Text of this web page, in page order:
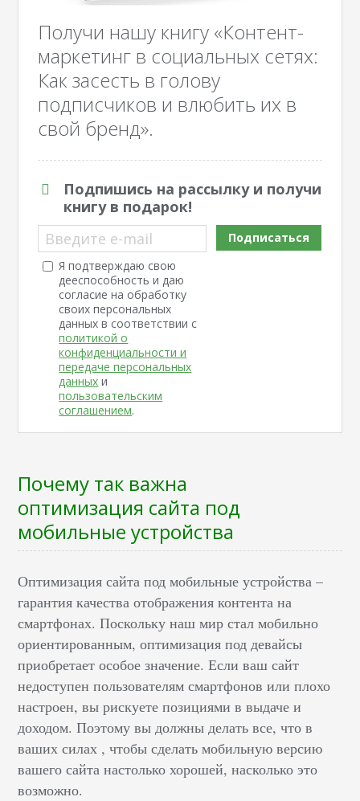
Получи нашу книгу «Контент-
маркетинг в социальных сетях:
Как засесть в голову
подписчиков и влюбить их в
свой бренд».
Подпишись на рассылку и получи
книгу в подарок!
Введите e-mail
Я подтверждаю свою
дееспособность и даю
согласие на обработку
своих персональных
данных в соответствии с
политикой о
конфиденциальности и
передаче персональных
данных и
пользовательским
соглашением.
Подписаться
Почему так важна
оптимизация сайта под
мобильные устройства
Оптимизация сайта под мобильные устройства –
гарантия качества отображения контента на
смартфонах. Поскольку наш мир стал мобильно
ориентированным, оптимизация под девайсы
приобретает особое значение. Если ваш сайт
недоступен пользователям смартфонов или плохо
настроен, вы рискуете позициями в выдаче и
доходом. Поэтому вы должны делать все, что в
ваших силах , чтобы сделать мобильную версию
вашего сайта настолько хорошей, насколько это
возможно.